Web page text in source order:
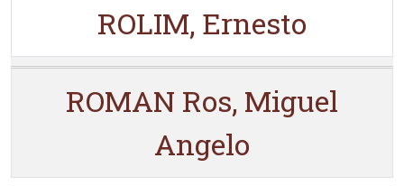
ROLIM, Ernesto
ROMAN Ros, Miguel
Angelo